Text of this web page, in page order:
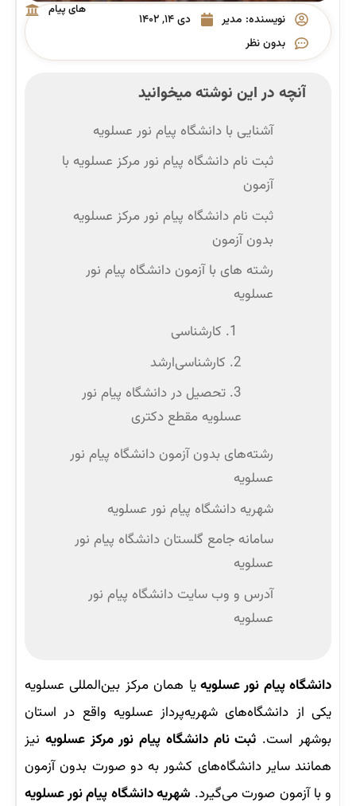
نویسنده: مدیر
دی ۱۴, ۱۴۰۲
بدون نظر
های پیام
آنچه در این نوشته میخوانید
آشنایی با دانشگاه پیام نور عسلویه
ثبت نام دانشگاه پیام نور مرکز عسلویه با
آزمون
ثبت نام دانشگاه پیام نور مرکز عسلویه
بدون آزمون
رشته‌ های با آزمون دانشگاه پیام نور
عسلویه
2. کارشناسی‌ارشد
3. تحصیل در دانشگاه پیام نور
عسلویه مقطع دکتری
رشته‌های بدون آزمون دانشگاه پیام نور
عسلویه
شهریه دانشگاه‌ پیام نور عسلویه
سامانه جامع گلستان دانشگاه پیام نور
عسلویه
آدرس و وب‌ سایت دانشگاه پیام نور
عسلویه
دانشگاه پیام نور عسلویهیا همان مرکز بین‌المللی عسلویه
یکی از دانشگاه‌های شهریه‌پرداز عسلویه واقع در استان
بوشهر است. ثبت نام دانشگاه پیام نور مرکز عسلویه نیز
همانند سایر دانشگاه‌های کشور به دو صورت بدون آزمون
و با آزمون صورت می‌گیرد. شهریه دانشگاه پیام نور عسلویه